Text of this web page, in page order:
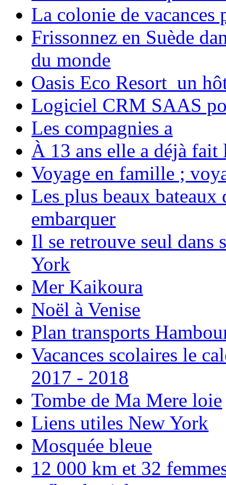
La colonie de vacances
Frissonnez en Suède
du monde
Oasis Eco Resort un
Logiciel CRM SAAS
Les compagnies a
À 13 ans elle a déjà
Voyage en famille ;
Les plus beaux bateaux
embarquer
Il se retrouve seul dans
York
Mer Kaikoura
Noël à Venise
Plan transports
Vacances scolaires le
2017 - 2018
Tombe de Ma Mere loie
Liens utiles New York
Mosquée bleue
12 000 km et 32